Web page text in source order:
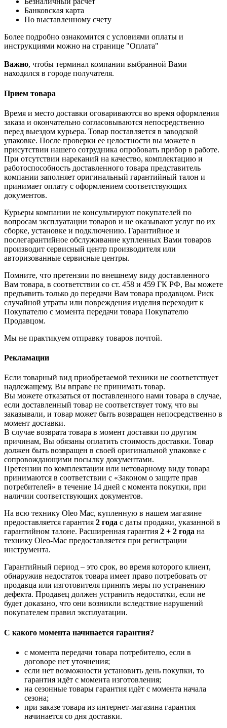
Банковская карта
По выставленному счету
Более подробно ознакомится с условиями оплаты и
инструкциями можно на странице "Оплата"
Важно, чтобы терминал компании выбранной Вами
находился в городе получателя.
Прием товара
Время и место доставки оговариваются во время оформления
заказа и окончательно согласовываются непосредственно
перед выездом курьера. Товар поставляется в заводской
упаковке. После проверки ее целостности вы можете в
присутствии нашего сотрудника опробовать прибор в работе.
При отсутствии нареканий на качество, комплектацию и
работоспособность доставленного товара представитель
компании заполняет оригинальный гарантийный талон и
принимает оплату с оформлением соответствующих
документов.
Курьеры компании не консультируют покупателей по
вопросам эксплуатации товаров и не оказывают услуг по их
сборке, установке и подключению. Гарантийное и
послегарантийное обслуживание купленных Вами товаров
производит сервисный центр производителя или
авторизованные сервисные центры.
Помните, что претензии по внешнему виду доставленного
Вам товара, в соответствии со ст. 458 и 459 ГК РФ, Вы можете
предъявить только до передачи Вам товара продавцом. Риск
случайной утраты или повреждения изделия переходит к
Покупателю с момента передачи товара Покупателю
Продавцом.
Мы не практикуем отправку товаров почтой.
Рекламации
Если товарный вид приобретаемой техники не соответствует
надлежащему, Вы вправе не принимать товар.
Вы можете отказаться от поставленного нами товара в случае,
если доставленный товар не соответствует тому, что вы
заказывали, и товар может быть возвращен непосредственно в
момент доставки.
В случае возврата товара в момент доставки по другим
причинам, Вы обязаны оплатить стоимость доставки. Товар
должен быть возвращен в своей оригинальной упаковке с
сопровождающими посылку документами.
Претензии по комплектации или нетоварному виду товара
принимаются в соответствии с «Законом о защите прав
потребителей» в течение 14 дней с момента покупки, при
наличии соответствующих документов.
На всю технику Oleo Mac, купленную в нашем магазине
предоставляется гарантия 2 года с даты продажи, указанной в
гарантийном талоне. Расширенная гарантия 2 + 2 года на
технику Oleo-Mac предоставляется при регистрации
инструмента.
Гарантийный период – это срок, во время которого клиент,
обнаружив недостаток товара имеет право потребовать от
продавца или изготовителя принять меры по устранению
дефекта. Продавец должен устранить недостатки, если не
будет доказано, что они возникли вследствие нарушений
покупателем правил эксплуатации.
С какого момента начинается гарантия?
с момента передачи товара потребителю, если в
договоре нет уточнения;
если нет возможности установить день покупки, то
гарантия идёт с момента изготовления;
на сезонные товары гарантия идёт с момента начала
сезона;
при заказе товара из интернет-магазина гарантия
начинается со дня доставки.